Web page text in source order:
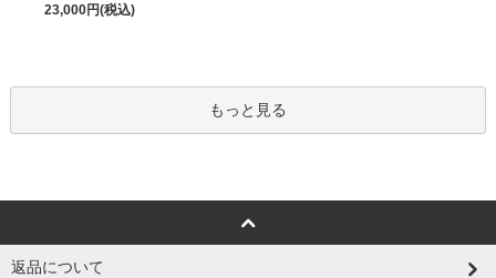
23,000円(税込)
もっと見る
返品について